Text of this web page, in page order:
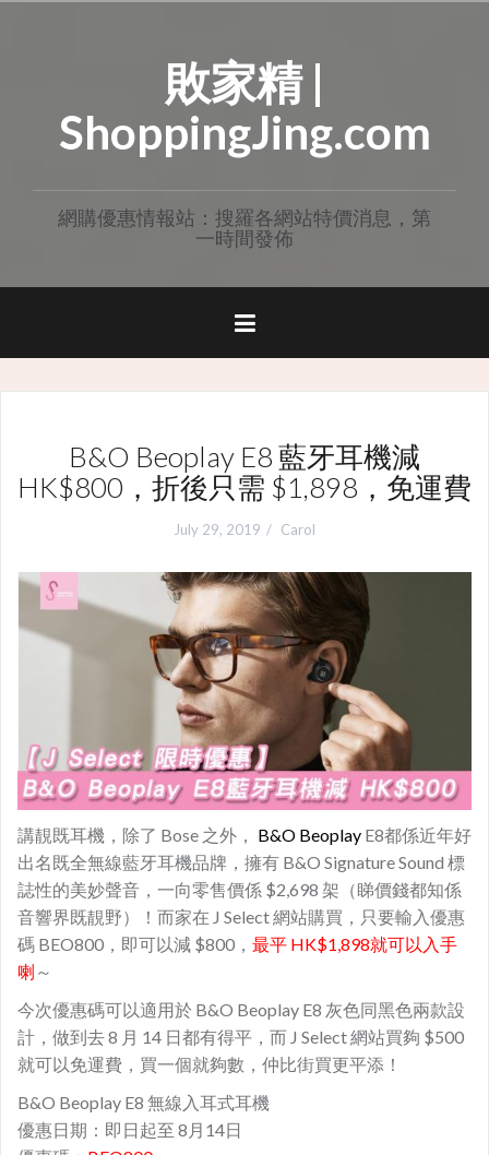
敗家精 |
ShoppingJing.com
網購優惠情報站：搜羅各網站特價消息，第
一時間發佈
B&O Beoplay E8 藍牙耳機減
HK$800，折後只需 $1,898，免運費
July 29, 2019 Carol
講靚既耳機，除了 Bose 之外， B&O Beoplay E8都係近年好
出名既全無線藍牙耳機品牌，擁有 B&O Signature Sound 標
誌性的美妙聲音，一向零售價係 $2,698 架（睇價錢都知係
音響界既靚野）！而家在 J Select 網站購買，只要輸入優惠
碼 BEO800，即可以減 $800， 最平 HK$1,898就可以入手
喇 ～
今次優惠碼可以適用於 B&O Beoplay E8 灰色同黑色兩款設
計，做到去 8 月 14 日都有得平，而 J Select 網站買夠 $500
就可以免運費，買一個就夠數，仲比街買更平添！
B&O Beoplay E8 無線入耳式耳機
優惠日期：即日起至 8月14日